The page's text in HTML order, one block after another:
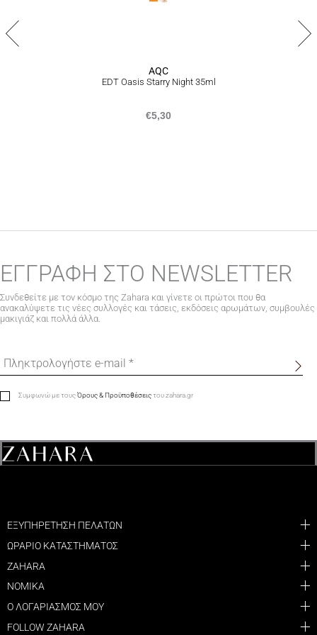
AQC
EDT Oasis Starry Night 35ml
€5,30
ΕΓΓΡΑΦΗ ΣΤΟ NEWSLETTER
Συνδεθείτε με τον κόσμο της Zahara και γίνετε οι πρώτοι που θα
ανακαλύψετε τις νέες συλλογές και τάσεις, εκδόσεις αρωμάτων, συμβουλές
μακιγιάζ και πολλά άλλα.
Συμφωνώ με τουςΌρους & Προϋποθέσειςτου zahara.gr
ΕΞΥΠΗΡΕΤΗΣΗ ΠΕΛΑΤΩΝ
ΩΡΑΡΙΟ ΚΑΤΑΣΤΗΜΑΤΟΣ
ZAHARA
ΝΟΜΙΚΑ
Ο ΛΟΓΑΡΙΑΣΜΟΣ ΜΟΥ
FOLLOW ZAHARA